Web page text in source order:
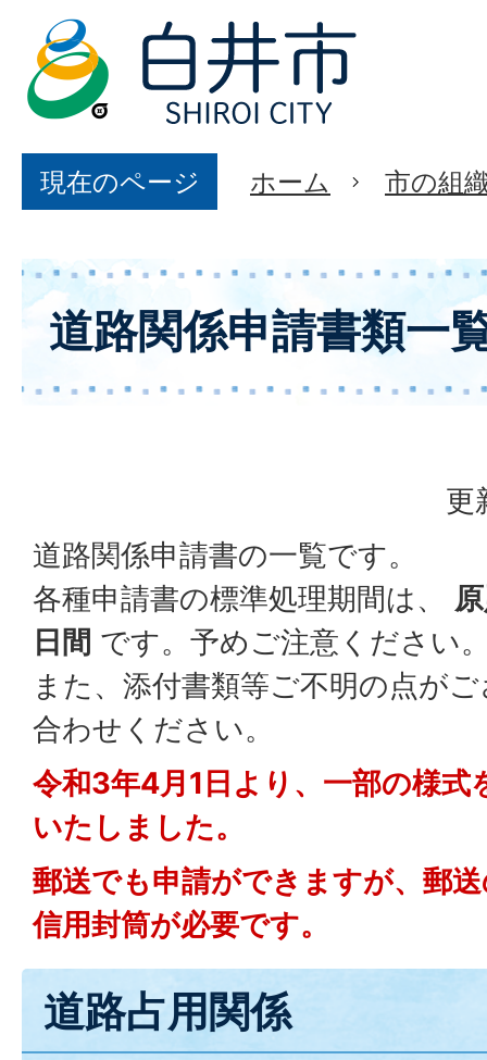
現在のページ ホーム 市の組
道路関係申請書類一
更
道路関係申請書の一覧です。
各種申請書の標準処理期間は、
日間 です。予めご注意ください
また、添付書類等ご不明の点が
合わせください。
令和3年4月1日より、一部の様式
いたしました。
郵送でも申請ができますが、郵
信用封筒が必要です。
道路占用関係